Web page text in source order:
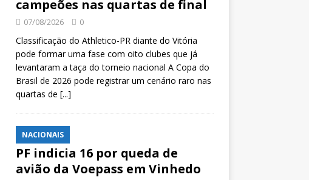
campeões nas quartas de final
07/08/2026 0
Classificação do Athletico-PR diante do Vitória
pode formar uma fase com oito clubes que já
levantaram a taça do torneio nacional A Copa do
Brasil de 2026 pode registrar um cenário raro nas
quartas de [...]
NACIONAIS
PF indicia 16 por queda de
avião da Voepass em Vinhedo